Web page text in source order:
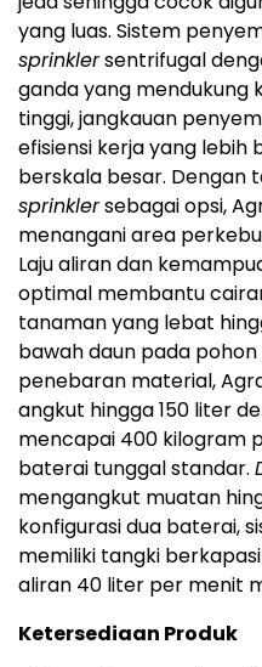
yang luas. Sistem
sprinklersentrifugal
ganda yang
tinggi, jangkauan
efisiensi kerja yang lebih
berskala besar. Dengan
sprinklersebagai opsi,
menangani area
Laju aliran dan
optimal membantu
tanaman yang lebat
bawah daun pada
penebaran material,
angkut hingga 150 liter
mencapai 400 kilogram
baterai tunggal standar.
mengangkut muatan
konfigurasi dua baterai,
memiliki tangki
aliran 40 liter per menit
Ketersediaan Produk